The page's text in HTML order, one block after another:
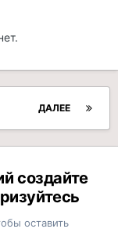
ДАЛЕЕ
создайте
оставить